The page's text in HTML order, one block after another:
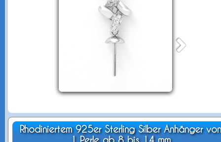
Rhodiniertem 925er Sterling Silber Anhänger
1 Perle ab 8 bis 14 mm